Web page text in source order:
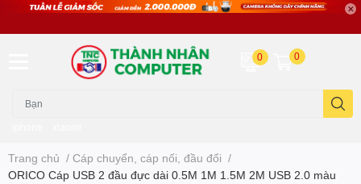
0 0
Trang chủ / Cáp chuyển, cáp nối, đầu đổi /
ORICO Cáp USB 2 đầu đực dài 0.5M 1M 1.5M 2M USB 2.0 màu